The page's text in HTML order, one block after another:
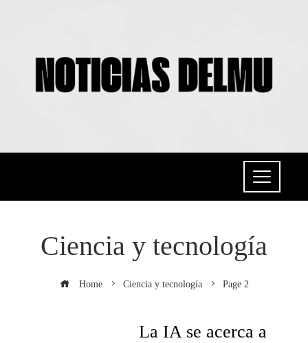
Ciencia y tecnología
Home Ciencia y tecnología Page 2
La IA se acerca a